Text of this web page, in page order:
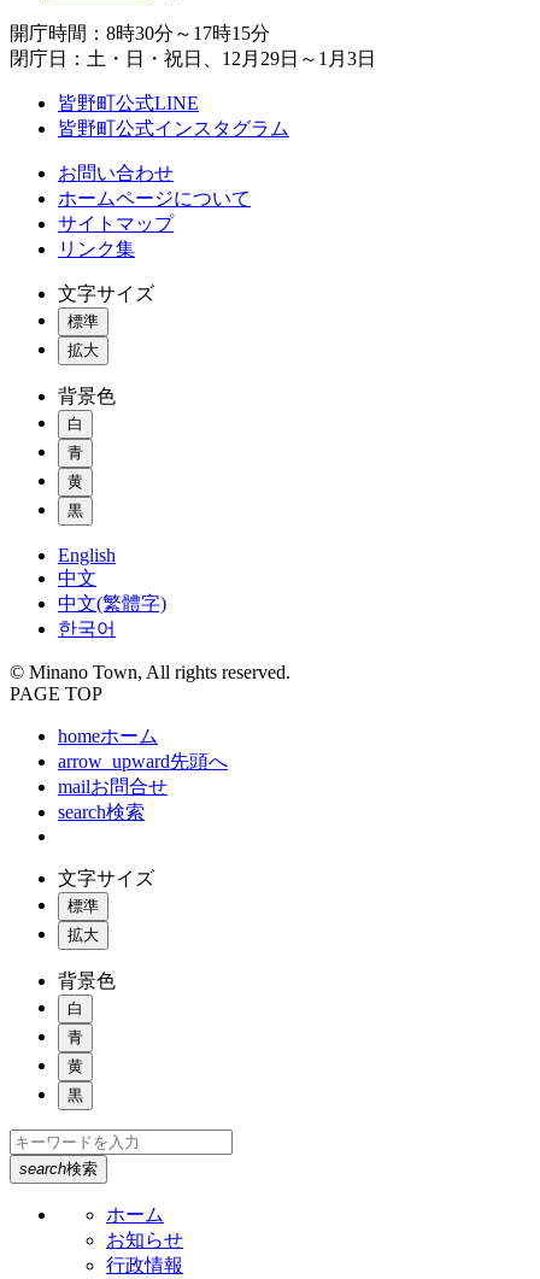
開庁時間：8時30分～17時15分
閉庁日：土・日・祝日、12月29日～1月3日
皆野町公式LINE
皆野町公式インスタグラム
お問い合わせ
ホームページについて
サイトマップ
リンク集
文字サイズ
標準
拡大
背景色
白
青
黄
黒
English
中文
中文(繁體字)
한국어
© Minano Town, All rights reserved.
PAGE TOP
homeホーム
arrow_upward先頭へ
mailお問合せ
search検索
文字サイズ
標準
拡大
背景色
白
青
黄
黒
search検索
ホーム
お知らせ
行政情報